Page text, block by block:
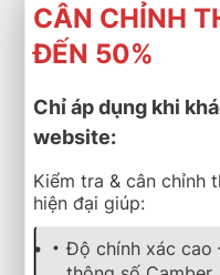
Thêm vào
lốp xe michelin
Lốp Xe MICHELIN
Thailand
Lốp xe Michelin 175/
lốpbền bỉ, tiết kiệm
trội , được thiết kế
hạng B.Ứng dụng
CÂN CHỈNH
ĐẾN 50%
Chỉ áp dụng khi
website:
Kiểm tra & cân chỉnh
hiện đại giúp:
Độ chính xác cao